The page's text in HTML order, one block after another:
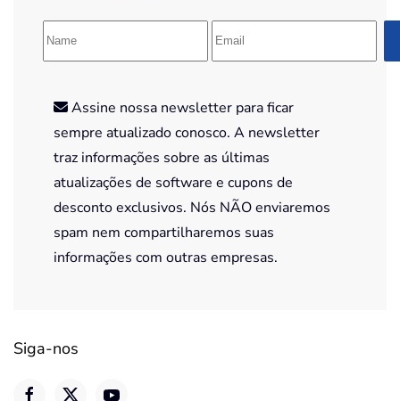
Assine nossa newsletter para ficar
sempre atualizado conosco. A newsletter
traz informações sobre as últimas
atualizações de software e cupons de
desconto exclusivos. Nós NÃO enviaremos
spam nem compartilharemos suas
informações com outras empresas.
Siga-nos